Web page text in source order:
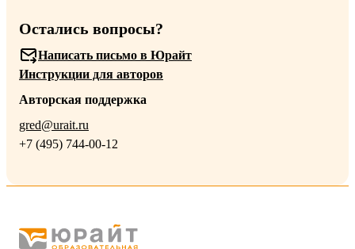
Остались вопросы?
Написать письмо в Юрайт
Инструкции для авторов
Авторская поддержка
gred@urait.ru
+7 (495) 744-00-12